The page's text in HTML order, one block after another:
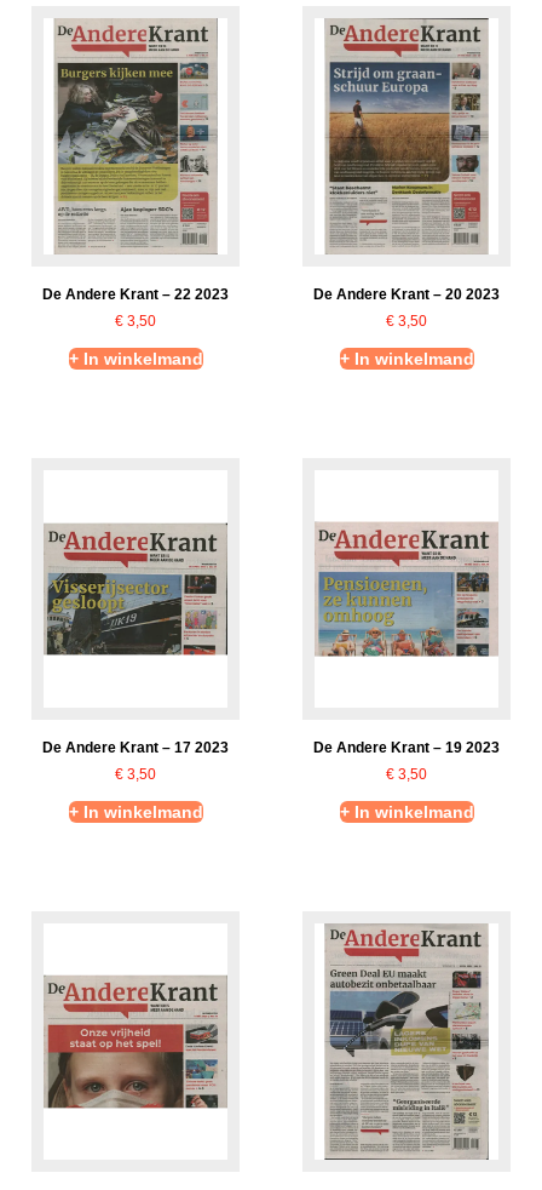
De Andere Krant – 22 2023
€ 3,50
+ In winkelmand
De Andere Krant – 20 2023
€ 3,50
+ In winkelmand
De Andere Krant – 17 2023
€ 3,50
+ In winkelmand
De Andere Krant – 19 2023
€ 3,50
+ In winkelmand